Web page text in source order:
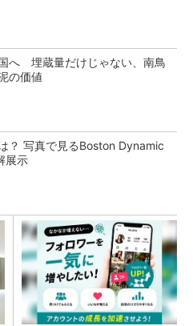
へ 埋蔵量だけじゃない、南鳥
の価値
？ 写真で見るBoston Dynamic
展示